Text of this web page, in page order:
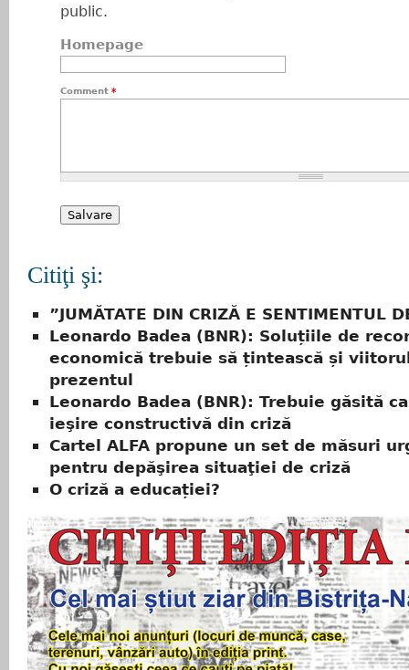
public.
Homepage
Comment *
Citiţi şi:
”JUMĂTATE DIN CRIZĂ E SENTIMENTUL
Leonardo Badea (BNR): Soluțiile de
economică trebuie să țintească și
prezentul
Leonardo Badea (BNR): Trebuie găsită
ieşire constructivă din criză
Cartel ALFA propune un set de măsuri
pentru depăşirea situaţiei de criză
O criză a educației?